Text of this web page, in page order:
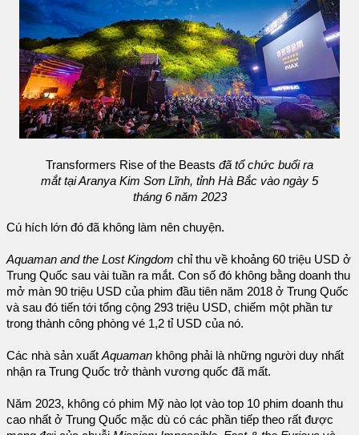
Transformers Rise of the Beasts đã tổ chức buổi ra
mắt tại Aranya Kim Sơn Lĩnh, tỉnh Hà Bắc vào ngày 5
tháng 6 năm 2023
Cú hích lớn đó đã không làm nên chuyện.
Aquaman and the Lost Kingdom chỉ thu về khoảng 60 triệu USD ở
Trung Quốc sau vài tuần ra mắt. Con số đó không bằng doanh thu
mở màn 90 triệu USD của phim đầu tiên năm 2018 ở Trung Quốc
và sau đó tiến tới tổng cộng 293 triệu USD, chiếm một phần tư
trong thành công phòng vé 1,2 tỉ USD của nó.
Các nhà sản xuất Aquaman không phải là những người duy nhất
nhận ra Trung Quốc trở thành vương quốc đã mất.
Năm 2023, không có phim Mỹ nào lọt vào top 10 phim doanh thu
cao nhất ở Trung Quốc mặc dù có các phần tiếp theo rất được